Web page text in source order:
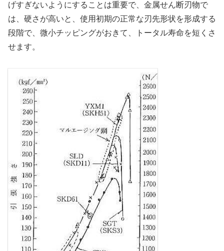
げすぎないようにすることは重要で、金属せん断刃物で
は、硬さが高いと、使用初期の正常な刃先形状を形成する
段階で、微小チッピングがおきて、トータル寿命を短くさ
せます。